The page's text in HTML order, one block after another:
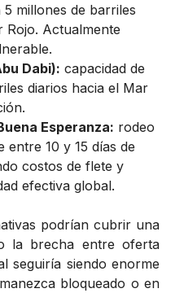
5 millones de barriles
Rojo. Actualmente
Dabi): capacidad de
diarios hacia el Mar
Esperanza: rodeo
entre 10 y 15 días de
costos de flete y
efectiva global.
podrían cubrir una
la brecha entre oferta
seguiría siendo enorme
bloqueado o en